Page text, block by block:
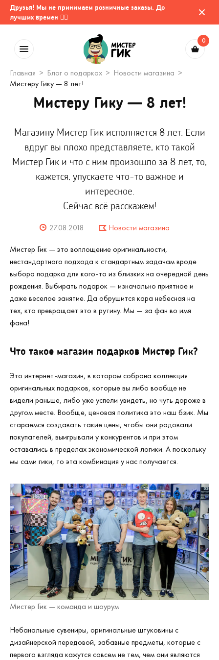
Друзья! Мы не принимаем розничные заказы. До
лучших времен 🤷‍♂️
0
Главная Блог о подарках
Новости магазина
Мистеру Гику — 8 лет!
Мистеру Гику — 8 лет!
Магазину Мистер Гик исполняется 8 лет. Если
вдруг вы плохо представляете, кто такой
Мистер Гик и что с ним произошло за 8 лет, то,
кажется, упускаете что-то важное и
интересное.
Сейчас всё расскажем!
27.08.2018 Новости магазина
Мистер Гик — это воплощение оригинальности,
нестандартного подхода к стандартным задачам вроде
выбора подарка для кого-то из близких на очередной день
рождения. Выбирать подарок — изначально приятное и
даже веселое занятие. Да обрушится кара небесная на
тех, кто превращает это в рутину. Мы — за фан во имя
фана!
Что такое магазин подарков Мистер Гик?
Это интернет-магазин, в котором собрана коллекция
оригинальных подарков, которые вы либо вообще не
видели раньше, либо уже успели увидеть, но чуть дороже в
другом месте. Вообще, ценовая политика это наш бзик. Мы
стараемся создавать такие цены, чтобы они радовали
покупателей, выигрывали у конкурентов и при этом
оставались в пределах экономической логики. А поскольку
мы сами гики, то эта комбинация у нас получается.
Мистер Гик — команда и шоурум
Небанальные сувениры, оригинальные штуковины с
дизайнерской передовой, забавные предметы, которые с
первого взгляда кажутся совсем не тем, чем они являются